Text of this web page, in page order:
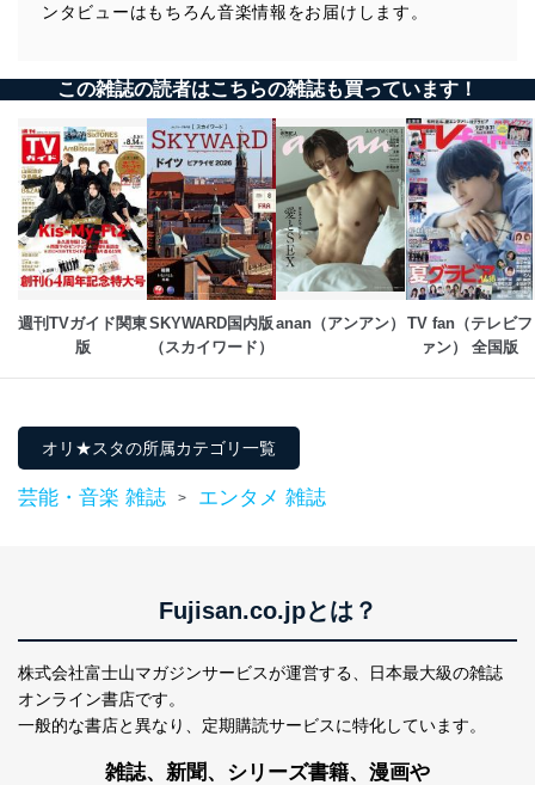
ンタビューはもちろん音楽情報をお届けします。
この雑誌の読者はこちらの雑誌も買っています！
週刊TVガイド関東
版
SKYWARD国内版
（スカイワード）
anan（アンアン）
TV fan（テレビフ
ァン） 全国版
オリ★スタの所属カテゴリ一覧
芸能・音楽 雑誌 > エンタメ 雑誌
Fujisan.co.jpとは？
株式会社富士山マガジンサービスが運営する、
日本最大級の雑誌
オンライン書店です。
一般的な書店と異なり、 定期購読サービスに特化しています。
雑誌、新聞、シリーズ書籍、漫画や